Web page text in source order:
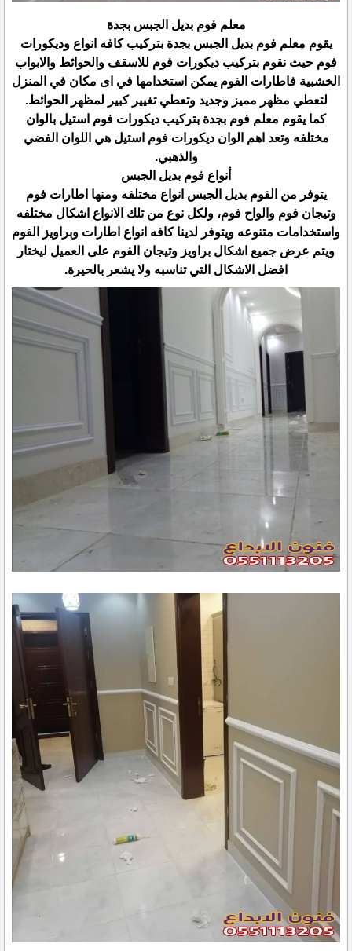
معلم فوم بديل الجبس بجدة
يقوم معلم فوم بديل الجبس بجدة بتركيب كافه انواع وديكورات
فوم حيث نقوم بتركيب ديكورات فوم للاسقف والحوائط والابواب
الخشبية فاطارات الفوم يمكن استخدامها في اى مكان في المنزل
لتعطي مظهر مميز وجديد وتعطي تغيير كبير لمظهر الحوائط.
كما يقوم معلم فوم بجدة بتركيب ديكورات فوم استيل بالوان
مختلفه وتعد اهم الوان ديكورات فوم استيل هي اللوان الفضي
والذهبي.
أنواع فوم بديل الجبس
يتوفر من الفوم بديل الجبس انواع مختلفه ومنها اطارات فوم
وتيجان فوم والواح فوم، ولكل نوع من تلك الانواع اشكال مختلفه
واستخدامات متنوعه ويتوفر لدينا كافه انواع اطارات وبراويز الفوم
ويتم عرض جميع اشكال براويز وتيجان الفوم على العميل ليختار
افضل الاشكال التي تناسبه ولا يشعر بالحيرة.